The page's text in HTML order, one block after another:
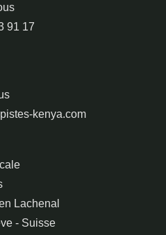
91 17
kenya.com
Lachenal
- Suisse